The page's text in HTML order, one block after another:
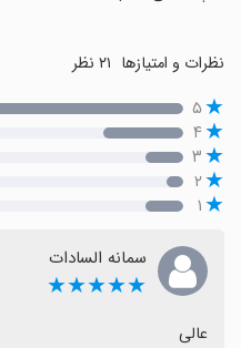
نظرات و امتیازها
۵
۴
۳
۲
۱
سمانه السادات
★★★★★
عالی